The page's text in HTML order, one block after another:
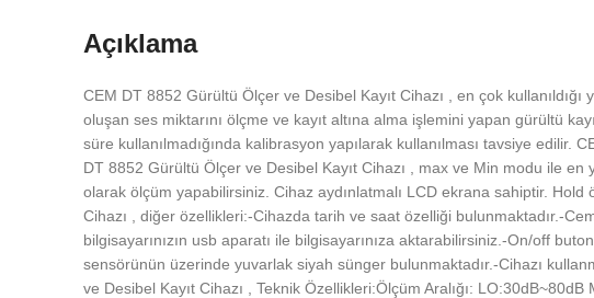
Açıklama
CEM DT 8852 Gürültü Ölçer ve Desibel Kayıt Cihazı , en çok
oluşan ses miktarını ölçme ve kayıt altına alma işlemini yapan gürültü
süre kullanılmadığında kalibrasyon yapılarak kullanılması tavsiye edilir.
DT 8852 Gürültü Ölçer ve Desibel Kayıt Cihazı , max ve Min modu ile
olarak ölçüm yapabilirsiniz. Cihaz aydınlatmalı LCD ekrana sahiptir.
Cihazı , diğer özellikleri:-Cihazda tarih ve saat özelliği bulunmaktadır.-
bilgisayarınızın usb aparatı ile bilgisayarınıza aktarabilirsiniz.-On/off
sensörünün üzerinde yuvarlak siyah sünger bulunmaktadır.-Cihazı
ve Desibel Kayıt Cihazı , Teknik Özellikleri:Ölçüm Aralığı: